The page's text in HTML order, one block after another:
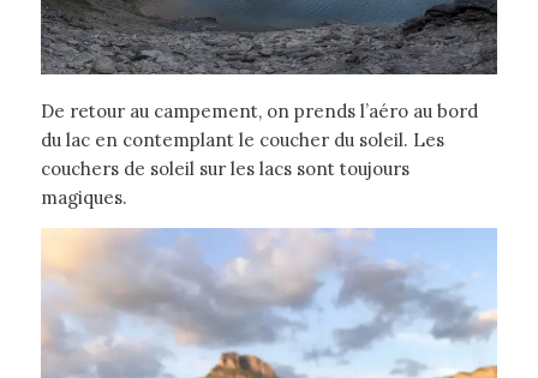
De retour au campement, on prends l’aéro au bord
du lac en contemplant le coucher du soleil. Les
couchers de soleil sur les lacs sont toujours
magiques.